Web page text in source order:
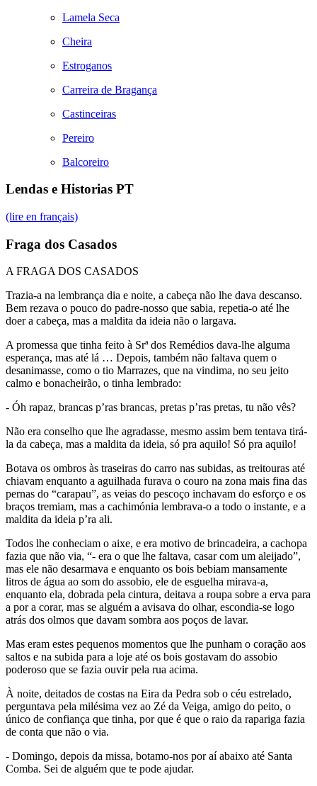
Lamela Seca
Cheira
Estroganos
Carreira de Bragança
Castinceiras
Pereiro
Balcoreiro
Lendas e Historias PT
(lire en français)
Fraga dos Casados
A FRAGA DOS CASADOS
Trazia-a na lembrança dia e noite, a cabeça não lhe dava descanso.
Bem rezava o pouco do padre-nosso que sabia, repetia-o até lhe
doer a cabeça, mas a maldita da ideia não o largava.
A promessa que tinha feito à Srª dos Remédios dava-lhe alguma
esperança, mas até lá … Depois, também não faltava quem o
desanimasse, como o tio Marrazes, que na vindima, no seu jeito
calmo e bonacheirão, o tinha lembrado:
- Óh rapaz, brancas p’ras brancas, pretas p’ras pretas, tu não vês?
Não era conselho que lhe agradasse, mesmo assim bem tentava tirá-
la da cabeça, mas a maldita da ideia, só pra aquilo! Só pra aquilo!
Botava os ombros às traseiras do carro nas subidas, as treitouras até
chiavam enquanto a aguilhada furava o couro na zona mais fina das
pernas do “carapau”, as veias do pescoço inchavam do esforço e os
braços tremiam, mas a cachimónia lembrava-o a todo o instante, e a
maldita da ideia p’ra ali.
Todos lhe conheciam o aixe, e era motivo de brincadeira, a cachopa
fazia que não via, “- era o que lhe faltava, casar com um aleijado”,
mas ele não desarmava e enquanto os bois bebiam mansamente
litros de água ao som do assobio, ele de esguelha mirava-a,
enquanto ela, dobrada pela cintura, deitava a roupa sobre a erva para
a por a corar, mas se alguém a avisava do olhar, escondia-se logo
atrás dos olmos que davam sombra aos poços de lavar.
Mas eram estes pequenos momentos que lhe punham o coração aos
saltos e na subida para a loje até os bois gostavam do assobio
poderoso que se fazia ouvir pela rua acima.
À noite, deitados de costas na Eira da Pedra sob o céu estrelado,
perguntava pela milésima vez ao Zé da Veiga, amigo do peito, o
único de confiança que tinha, por que é que o raio da rapariga fazia
de conta que não o via.
- Domingo, depois da missa, botamo-nos por aí abaixo até Santa
Comba. Sei de alguém que te pode ajudar.